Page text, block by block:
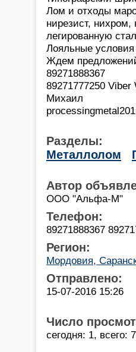
Лом и отходы
нирезист, нихром,
легированную
Лояльные
Ждем
89271888367
89271777250 Viber
Михаил
Разделы:
Металлолом
Автор
ООО "Альфа-М"
Телефон:
89271888367
Регион:
Мордовия,
Отправлено:
15-07-2016 15:26
Число
сегодня: 1, всего: